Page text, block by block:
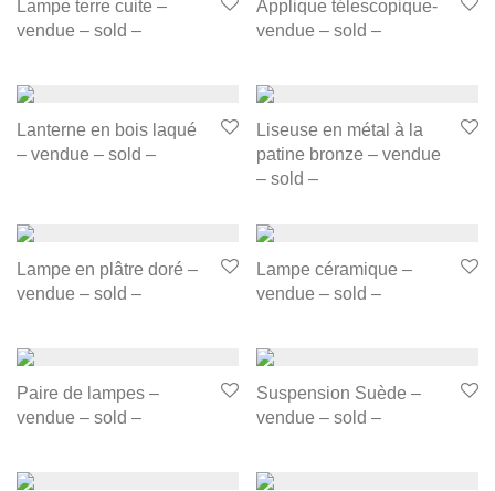
Lampe terre cuite –
vendue – sold –
Applique télescopique-
vendue – sold –
Lanterne en bois laqué
– vendue – sold –
Liseuse en métal à la
patine bronze – vendue
– sold –
Lampe en plâtre doré –
vendue – sold –
Lampe céramique –
vendue – sold –
Paire de lampes –
vendue – sold –
Suspension Suède –
vendue – sold –